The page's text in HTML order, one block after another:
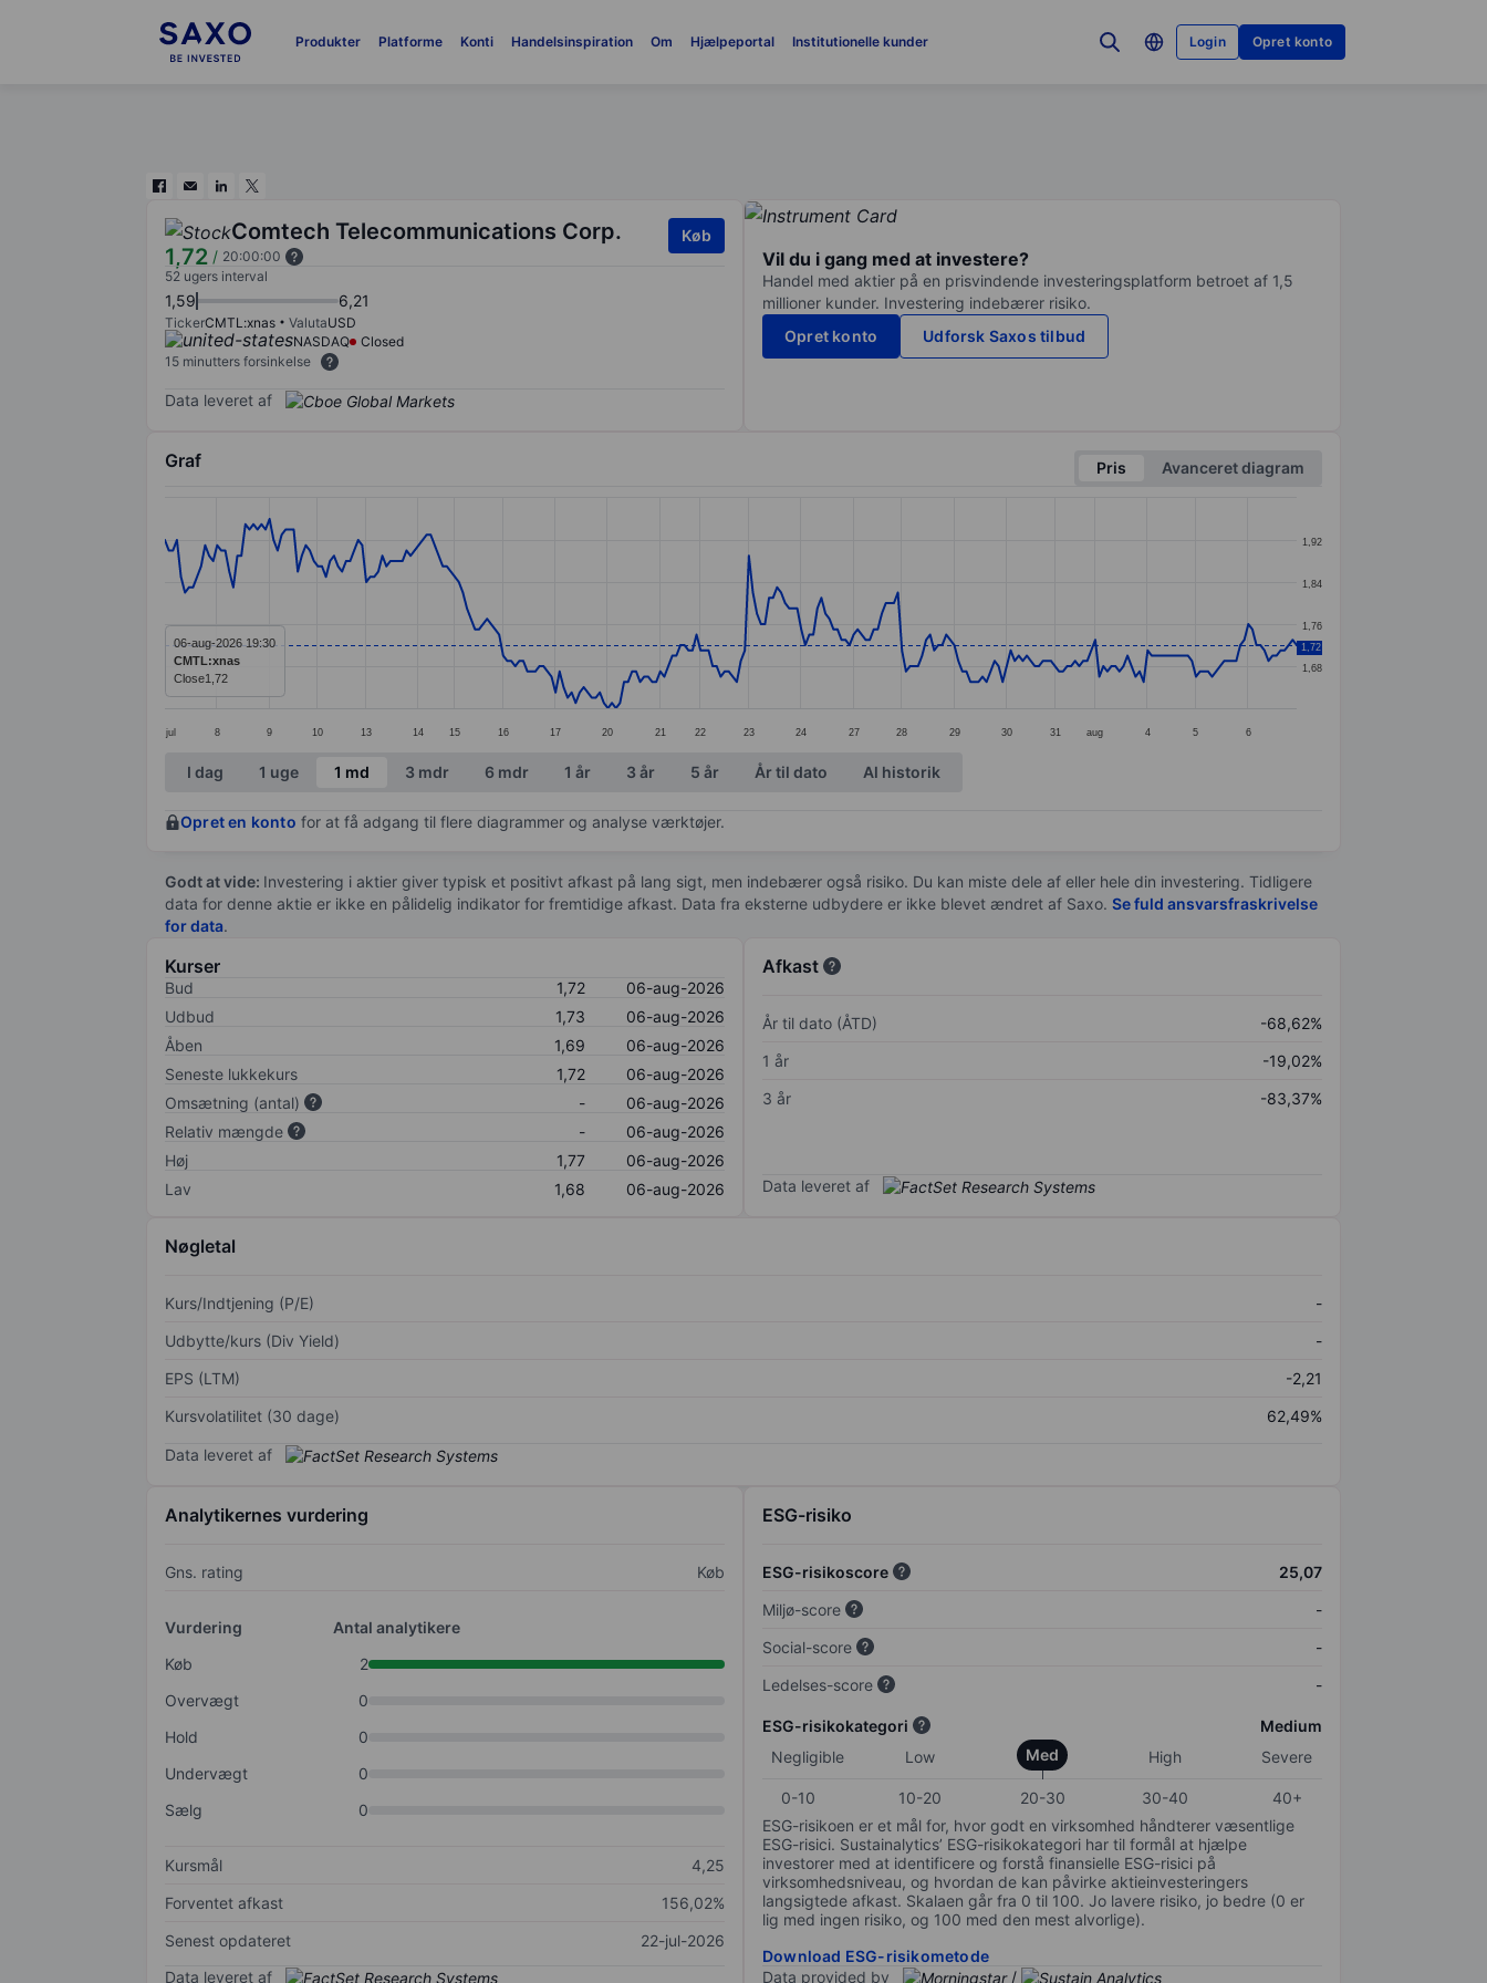
Produkter Platforme Konti Handelsinspiration Om Hjælpeportal Institutionelle kunder Login Opret konto
Comtech Telecommunications Corp.
1,72 / 20:00:00
Køb
52 ugers interval
1,59 6,21
TickerCMTL:xnas ValutaUSD
NASDAQ
Closed
15 minutters forsinkelse
Data leveret af
Vil du i gang med at investere?
Handel med aktier på en prisvindende investeringsplatform betroet af 1,5
millioner kunder. Investering indebærer risiko.
Opret konto
Udforsk Saxos tilbud
Graf Pris
Avanceret diagram
Line chart with 282 data points.
The chart has 1 X axis displaying categories.
The chart has 1 Y axis displaying values. Data ranges from 1.6 to 1.96.
jul 8 9 10 13 14 15 16 17 20 21 22 23 24 27 28 29 30 31 aug 4 5 6
1,68
1,76
1,84
1,92
1,72
06-aug-2026 19:30
CMTL:xnas
Close1,72
End of interactive chart.
I dag 1 uge 1 md 3 mdr 6 mdr 1 år 3 år 5 år År til dato Al historik
Opret en konto for at få adgang til flere diagrammer og analyse værktøjer.
Godt at vide: Investering i aktier giver typisk et positivt afkast på lang sigt, men indebærer også risiko. Du kan miste dele af eller hele din investering. Tidligere
data for denne aktie er ikke en pålidelig indikator for fremtidige afkast. Data fra eksterne udbydere er ikke blevet ændret af Saxo. Se fuld ansvarsfraskrivelse
for data.
Kurser
Bud 1,72
06-aug-2026
Udbud
1,73
06-aug-2026
Åben
1,69
06-aug-2026
Seneste lukkekurs
1,72
06-aug-2026
Omsætning (antal)
-
06-aug-2026
Relativ mængde
-
06-aug-2026
Høj
1,77
06-aug-2026
Lav
1,68 06-aug-2026
Afkast
År til dato (ÅTD)
-68,62%
1 år
-19,02%
3 år
-83,37%
Data leveret af
Nøgletal
Kurs/Indtjening (P/E)
-
Udbytte/kurs (Div Yield)
-
EPS (LTM)
-2,21
Kursvolatilitet (30 dage)
62,49%
Data leveret af
Analytikernes vurdering
Gns. rating Køb
Vurdering
Antal analytikere
Køb
2
Overvægt
0
Hold
0
Undervægt
0
Sælg
0
Kursmål
4,25
Forventet afkast
156,02%
Senest opdateret
22-jul-2026
Data leveret af
ESG-risiko
ESG-risikoscore
25,07
Miljø-score
-
Social-score
-
Ledelses-score
-
ESG-risikokategori
Medium
Negligible
Low Med High Severe
0-10 10-20 20-30 30-40
40+
ESG-risikoen er et mål for, hvor godt en virksomhed håndterer væsentlige
ESG-risici. Sustainalytics’ ESG-risikokategori har til formål at hjælpe
investorer med at identificere og forstå finansielle ESG-risici på
virksomhedsniveau, og hvordan de kan påvirke aktieinvesteringers
langsigtede afkast. Skalaen går fra 0 til 100. Jo lavere risiko, jo bedre (0 er
lig med ingen risiko, og 100 med den mest alvorlige).
Download ESG-risikometode
Data provided by
/